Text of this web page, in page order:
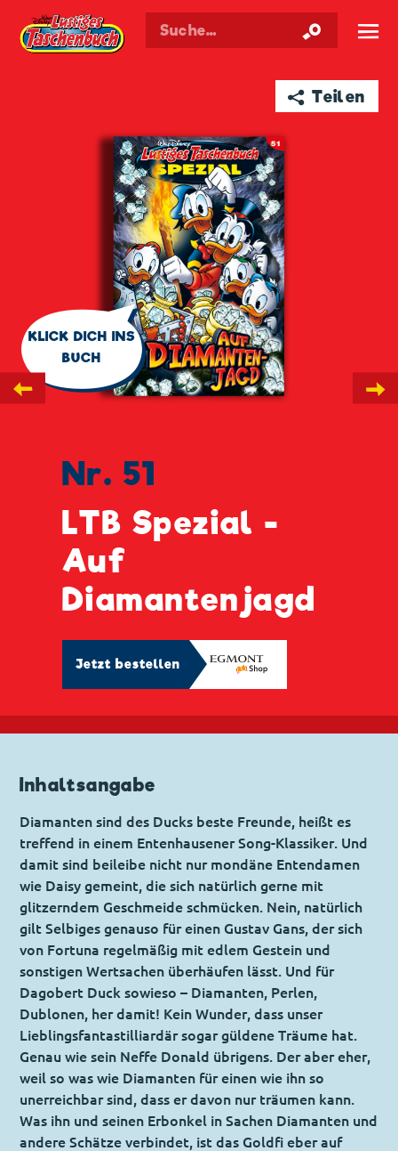
Walt Disneys Taschenbuch ☰
➦ Teilen
←🗨
KLICK DICH INS
BUCH
Nr. 51
LTB Spezial -
Auf
Diamantenjagd
Jetzt bestellen
→
Inhaltsangabe
Diamanten sind des Ducks beste Freunde, heißt es
treffend in einem Entenhausener Song-Klassiker. Und
damit sind beileibe nicht nur mondäne Entendamen
wie Daisy gemeint, die sich natürlich gerne mit
glitzerndem Geschmeide schmücken. Nein, natürlich
gilt Selbiges genauso für einen Gustav Gans, der sich
von Fortuna regelmäßig mit edlem Gestein und
sonstigen Wertsachen überhäufen lässt. Und für
Dagobert Duck sowieso – Diamanten, Perlen,
Dublonen, her damit! Kein Wunder, dass unser
Lieblingsfantastilliardär sogar güldene Träume hat.
Genau wie sein Neffe Donald übrigens. Der aber eher,
weil so was wie Diamanten für einen wie ihn so
unerreichbar sind, dass er davon nur träumen kann.
Was ihn und seinen Erbonkel in Sachen Diamanten und
andere Schätze verbindet, ist das Goldfi eber auf